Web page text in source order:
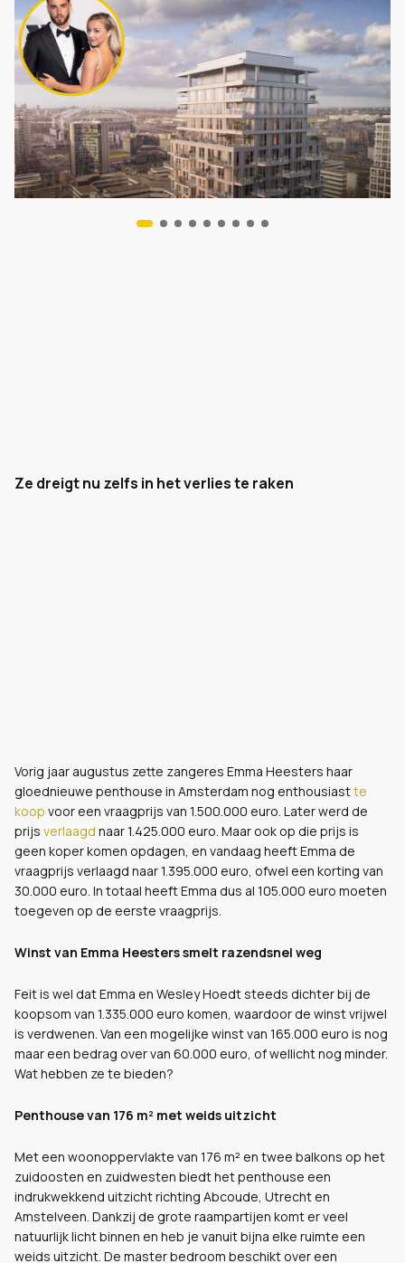
Ze dreigt nu zelfs in het verlies te raken
Vorig jaar augustus zette zangeres Emma Heesters haar
gloednieuwe penthouse in Amsterdam nog enthousiastte
koop voor een vraagprijs van 1.500.000 euro. Later werd de
prijs verlaagd naar 1.425.000 euro. Maar ook op die prijs is
geen koper komen opdagen, en vandaag heeft Emma de
vraagprijs verlaagd naar 1.395.000 euro, ofwel een korting van
30.000 euro. In totaal heeft Emma dus al 105.000 euro moeten
toegeven op de eerste vraagprijs.
Winst van Emma Heesters smelt razendsnel weg
Feit is wel dat Emma en Wesley Hoedt steeds dichter bij de
koopsom van 1.335.000 euro komen, waardoor de winst vrijwel
is verdwenen. Van een mogelijke winst van 165.000 euro is nog
maar een bedrag over van 60.000 euro, of wellicht nog minder.
Wat hebben ze te bieden?
Penthouse van 176 m² met weids uitzicht
Met een woonoppervlakte van 176 m² en twee balkons op het
zuidoosten en zuidwesten biedt het penthouse een
indrukwekkend uitzicht richting Abcoude, Utrecht en
Amstelveen. Dankzij de grote raampartijen komt er veel
natuurlijk licht binnen en heb je vanuit bijna elke ruimte een
weids uitzicht. De master bedroom beschikt over een